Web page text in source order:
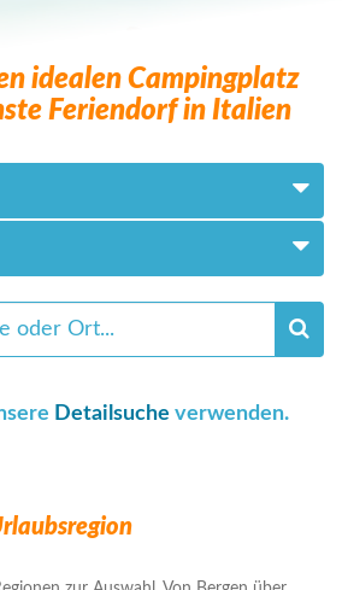
idealen Campingplatz
Feriendorf in Italien
Detailsuche verwenden.